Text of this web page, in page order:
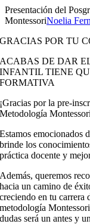
Saltar
al
Presentación del
MontessoriNoelia
GRACIAS POR TU
ACABAS DE DAR
INFANTIL TIENE
FORMATIVA
¡Gracias por la pre-
Metodología
Estamos emocionados
brinde los
práctica docente y
Además, queremos
hacia un camino de
creciendo en tu carrera
metodología
dudas será un antes y